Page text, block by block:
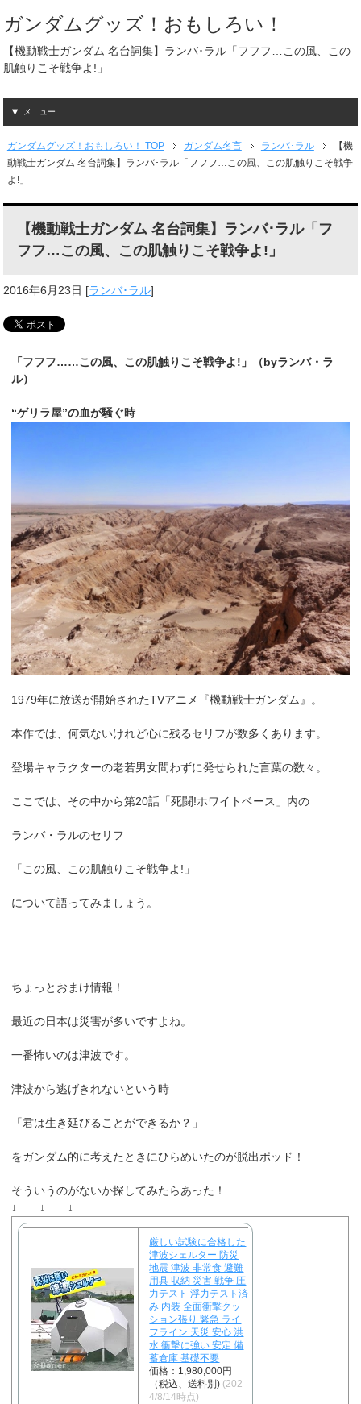
ガンダムグッズ！おもしろい！
【機動戦士ガンダム 名台詞集】ランバ･ラル「フフフ…この風、この
肌触りこそ戦争よ!」
メニュー
ガンダムグッズ！おもしろい！ TOP ガンダム名言 ランバ･ラル
【機
動戦士ガンダム 名台詞集】ランバ･ラル「フフフ…この風、この肌触りこそ戦争
よ!」
【機動戦士ガンダム 名台詞集】ランバ･ラル「フ
フフ…この風、この肌触りこそ戦争よ!」
2016年6月23日 [ランバ･ラル]
「フフフ……この風、この肌触りこそ戦争よ!」（byランバ・ラ
ル）
“ゲリラ屋”の血が騒ぐ時
1979年に放送が開始されたTVアニメ『機動戦士ガンダム』。
本作では、何気ないけれど心に残るセリフが数多くあります。
登場キャラクターの老若男女問わずに発せられた言葉の数々。
ここでは、その中から第20話「死闘!ホワイトベース」内の
ランバ・ラルのセリフ
「この風、この肌触りこそ戦争よ!」
について語ってみましょう。
ちょっとおまけ情報！
最近の日本は災害が多いですよね。
一番怖いのは津波です。
津波から逃げきれないという時
「君は生き延びることができるか？」
をガンダム的に考えたときにひらめいたのが脱出ポッド！
そういうのがないか探してみたらあった！
↓ ↓ ↓
厳しい試験に合格した
津波シェルター 防災
地震 津波 非常食 避難
用具 収納 災害 戦争 圧
力テスト 浮力テスト済
み 内装 全面衝撃クッ
ション張り 緊急 ライ
フライン 天災 安心 洪
水 衝撃に強い 安定 備
蓄倉庫 基礎不要
価格：1,980,000円
（税込、送料別) (202
4/8/14時点)